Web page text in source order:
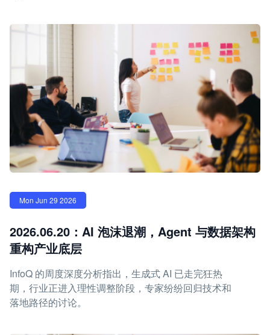
Mon Jun 29 2026
2026.06.20：AI 泡沫退潮，Agent 与数据架构
重构产业底层
InfoQ 的周度深度分析指出，生成式 AI 已走完狂热
期，行业正进入理性调整阶段，专家纷纷回归技术和
落地路径的讨论。